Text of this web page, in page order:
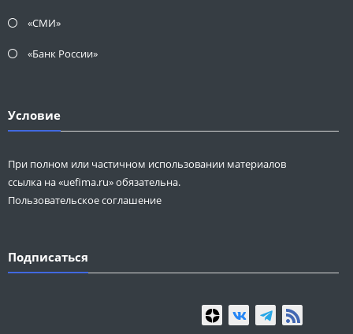
«СМИ»
«Банк России»
Условие
При полном или частичном использовании материалов
ссылка на «uefima.ru» обязательна.
Пользовательское соглашение
Подписаться